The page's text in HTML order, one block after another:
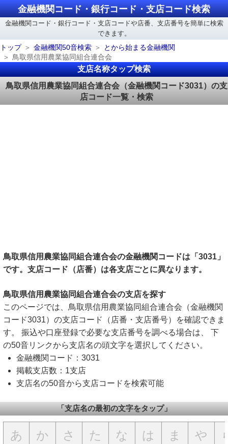
金融機関コード・銀行コード・支店コード検索
金融機関コード・銀行コード・支店コードや店番、支店番号を簡単に検索
できます。
トップ
金融機関50音検索
とから始まる金融機関
鳥取県信用農業協同組合連合会
支店名称タップ検索
鳥取県信用農業協同組合連合会（金融機関コード3031）の支
店コード一覧・検索
鳥取県信用農業協同組合連合会の金融機関コードは「3031」
です。支店コード（店番）は各支店ごとに異なります。
鳥取県信用農業協同組合連合会の支店を探す
このページでは、鳥取県信用農業協同組合連合会（金融機関
コード3031）の支店コード（店番・支店番号）を確認できま
す。 振込や口座登録で必要な支店番号を調べる場合は、 下
の50音リンクから支店名の頭文字を選択してください。
金融機関コード：3031
掲載支店数：1支店
支店名の50音から支店コードを検索可能
「支店名の最初の文字をタップ」
あ か さ た な は ま や